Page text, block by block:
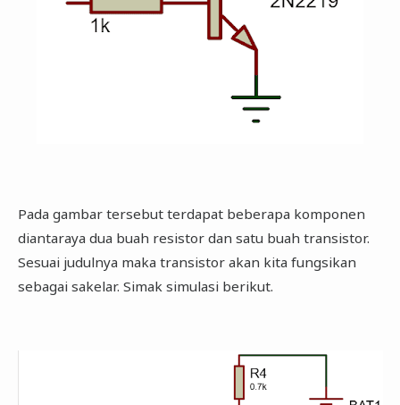
Pada gambar tersebut terdapat beberapa komponen
diantaraya dua buah resistor dan satu buah transistor.
Sesuai judulnya maka transistor akan kita fungsikan
sebagai sakelar. Simak simulasi berikut.